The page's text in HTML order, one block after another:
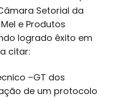
Setorial da
e Produtos
logrado êxito em
citar:
–GT dos
de um protocolo